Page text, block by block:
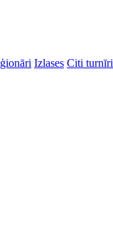
Izlases Citi turnīri